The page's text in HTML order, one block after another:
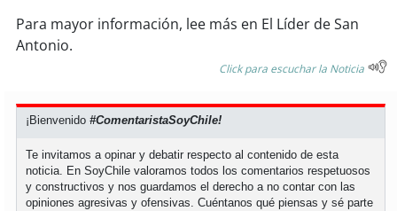
Para mayor información, lee más en El Líder de San
Antonio.
Click para escuchar la Noticia
¡Bienvenido#ComentaristaSoyChile!
Te invitamos a opinar y debatir respecto al contenido de esta
noticia. En SoyChile valoramos todos los comentarios respetuosos
y constructivos y nos guardamos el derecho a no contar con las
opiniones agresivas y ofensivas. Cuéntanos qué piensas y sé parte